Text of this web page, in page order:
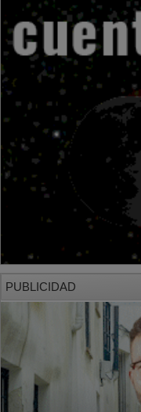
PUBLICIDAD